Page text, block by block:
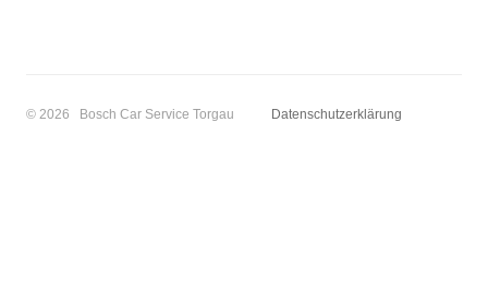
© 2026 Bosch Car Service Torgau Datenschutzerklärung